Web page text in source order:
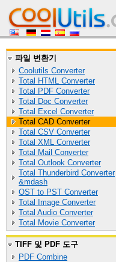
파일 변환기
Coolutils Converter
Total HTML Converter
Total PDF Converter
Total Doc Converter
Total Excel Converter
Total CAD Converter
Total CSV Converter
Total XML Converter
Total Mail Converter
Total Outlook Converter
Total Thunderbird Converter
&mdash
OST to PST Converter
Total Image Converter
Total Audio Converter
Total Movie Converter
TIFF 및 PDF 도구
PDF Combine